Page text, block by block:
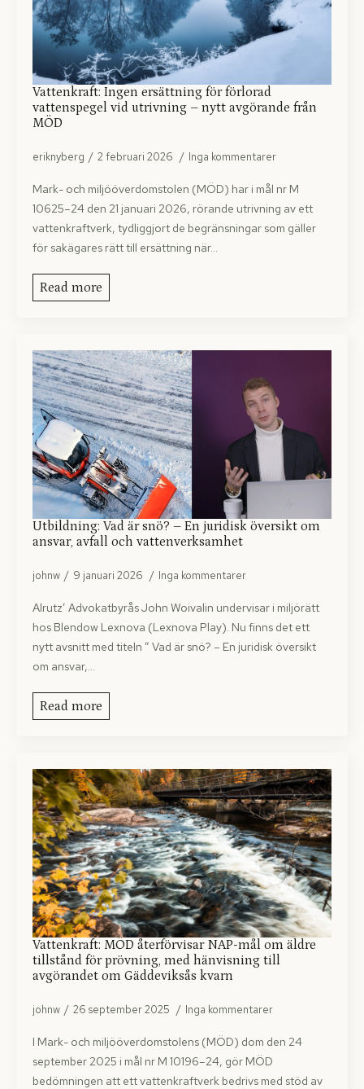
Vattenkraft: Ingen ersättning för förlorad
vattenspegel vid utrivning – nytt avgörande från
MÖD
eriknyberg 2 februari 2026 Inga kommentarer
Mark- och miljööverdomstolen (MÖD) har i mål nr M
10625–24 den 21 januari 2026, rörande utrivning av ett
vattenkraftverk, tydliggjort de begränsningar som gäller
för sakägares rätt till ersättning när…
Read more
Utbildning: Vad är snö? – En juridisk översikt om
ansvar, avfall och vattenverksamhet
johnw 9 januari 2026 Inga kommentarer
Alrutz’ Advokatbyrås John Woivalin undervisar i miljörätt
hos Blendow Lexnova (Lexnova Play). Nu finns det ett
nytt avsnitt med titeln ” Vad är snö? – En juridisk översikt
om ansvar,…
Read more
Vattenkraft: MÖD återförvisar NAP-mål om äldre
tillstånd för prövning, med hänvisning till
avgörandet om Gäddeviksås kvarn
johnw 26 september 2025 Inga kommentarer
I Mark- och miljööverdomstolens (MÖD) dom den 24
september 2025 i mål nr M 10196–24, gör MÖD
bedömningen att ett vattenkraftverk bedrivs med stöd av